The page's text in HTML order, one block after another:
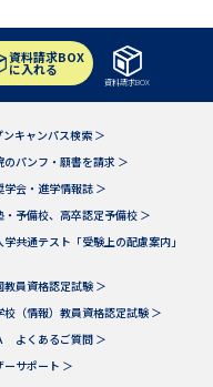
資料請求BOX
に入れる
資料請求BOX
ンキャンパス検索 ＞
のパンフ・願書を請求 ＞
学会・進学情報誌 ＞
・予備校、高卒認定予備校 ＞
学共通テスト「受験上の配慮案内」
教員資格認定試験 ＞
校（情報）教員資格認定試験 ＞
よくあるご質問 ＞
ーサポート ＞